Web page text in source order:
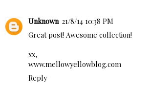
Unknown 21/8/14 10:38 PM
Great post! Awesome collection!
xx,
www.mellowyellowblog.com
Reply